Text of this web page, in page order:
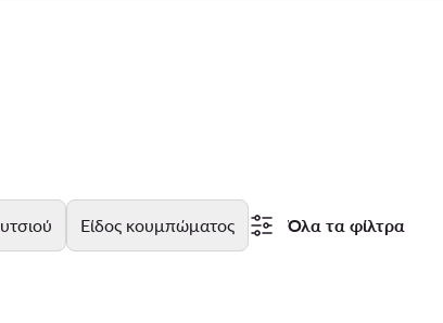
Είδος κουμπώματος Όλα τα φίλτρα